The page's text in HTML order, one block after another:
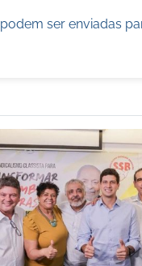
ser enviadas